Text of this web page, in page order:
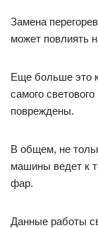
Замена
может повлиять
Еще больше это
самого
повреждены.
В общем, не
машины ведет к
фар.
Данные работы